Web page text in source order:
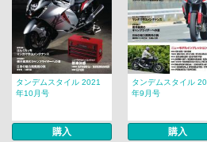
タンデムスタイル 2021
年10月号
購入
タンデムスタイル
年9月号
購入